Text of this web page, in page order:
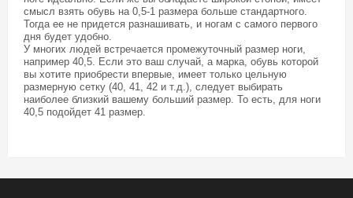
смысл взять обувь на 0,5-1 размера больше стандартного.
Тогда ее не придется разнашивать, и ногам с самого первого
дня будет удобно.
У многих людей встречается промежуточный размер ноги,
например 40,5. Если это ваш случай, а марка, обувь которой
вы хотите приобрести впервые, имеет только цельную
размерную сетку (40, 41, 42 и т.д.), следует выбирать
наиболее близкий вашему больший размер. То есть, для ноги
40,5 подойдет 41 размер.